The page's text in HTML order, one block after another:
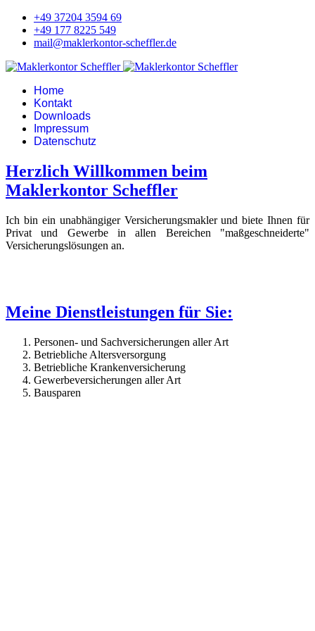
+49 37204 3594 69
+49 177 8225 549
mail@maklerkontor-scheffler.de
Home
Kontakt
Downloads
Impressum
Datenschutz
Herzlich Willkommen beim
Maklerkontor Scheffler
Ich bin ein unabhängiger Versicherungsmakler und biete Ihnen für
Privat und Gewerbe in allen Bereichen "maßgeschneiderte"
Versicherungslösungen an.
Meine Dienstleistungen für Sie:
Personen- und Sachversicherungen aller Art
Betriebliche Altersversorgung
Betriebliche Krankenversicherung
Gewerbeversicherungen aller Art
Bausparen